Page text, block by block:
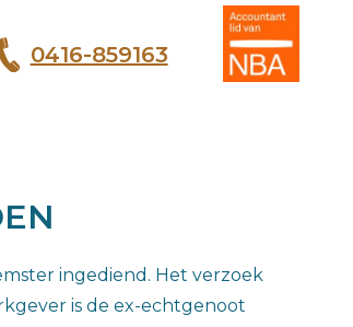
0416-859163
ingediend. Het verzoek
is de ex-echtgenoot